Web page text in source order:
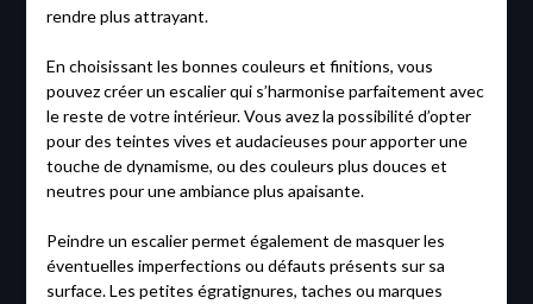
rendre plus attrayant.
En choisissant les bonnes couleurs et finitions, vous
pouvez créer un escalier qui s’harmonise parfaitement avec
le reste de votre intérieur. Vous avez la possibilité d’opter
pour des teintes vives et audacieuses pour apporter une
touche de dynamisme, ou des couleurs plus douces et
neutres pour une ambiance plus apaisante.
Peindre un escalier permet également de masquer les
éventuelles imperfections ou défauts présents sur sa
surface. Les petites égratignures, taches ou marques